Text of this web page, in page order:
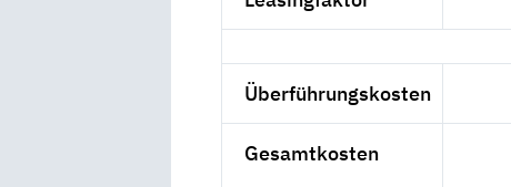
Überführungskosten
Gesamtkosten